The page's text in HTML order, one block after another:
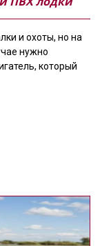
и охоты, но на
нужно
который